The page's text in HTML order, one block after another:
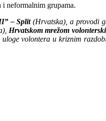
neformalnim grupama.
– Split(Hrvatska), a provodi
Hrvatskom mrežom
volontera u kriznim